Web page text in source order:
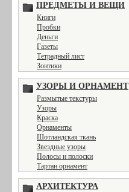
ПРЕДМЕТЫ И ВЕЩИ
Книги
Пробки
Деньги
Газеты
Тетрадный лист
Зонтики
УЗОРЫ И ОРНАМЕНТ
Размытые текстуры
Узоры
Краска
Орнаменты
Шотландская ткань
Звездные узоры
Полосы и полоски
Тартан орнамент
АРХИТЕКТУРА